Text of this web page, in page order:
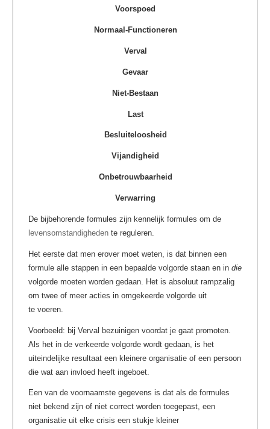
Voorspoed
Normaal-Functioneren
Verval
Gevaar
Niet-Bestaan
Last
Besluiteloosheid
Vijandigheid
Onbetrouwbaarheid
Verwarring
De bijbehorende formules zijn kennelijk formules om de
levensomstandigheden te reguleren.
Het eerste dat men erover moet weten, is dat binnen een
formule alle stappen in een bepaalde volgorde staan en in die
volgorde moeten worden gedaan. Het is absoluut rampzalig
om twee of meer acties in omgekeerde volgorde uit
te voeren.
Voorbeeld: bij Verval bezuinigen voordat je gaat promoten.
Als het in de verkeerde volgorde wordt gedaan, is het
uiteindelijke resultaat een kleinere organisatie of een persoon
die wat aan invloed heeft ingeboet.
Een van de voornaamste gegevens is dat als de formules
niet bekend zijn of niet correct worden toegepast, een
organisatie uit elke crisis een stukje kleiner